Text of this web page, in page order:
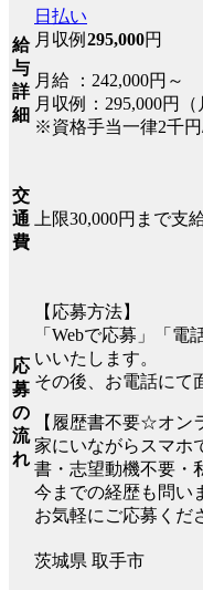
給
与
詳
細
日払い
月収例 295,000円
月給 ：242,000円～
月収例：295,000円（
※資格手当一律2千
交
通
費
上限30,000円まで支
応
募
の
流
れ
【応募方法】
「Webで応募」「
いいたします。
その後、お電話にて
【履歴書不要☆オン
家にいながらスマホ
書・志望動機不要・
今までの経歴も問い
お気軽にご応募くだ
茨城県 取手市